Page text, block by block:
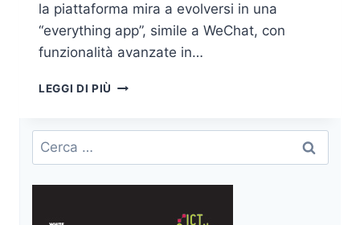
la piattaforma mira a evolversi in una
“everything app”, simile a WeChat, con
funzionalità avanzate in…
LEGGI DI PIÙ TWITTER
NOVITÀ,
CRITICI
E
Ricerca
per: